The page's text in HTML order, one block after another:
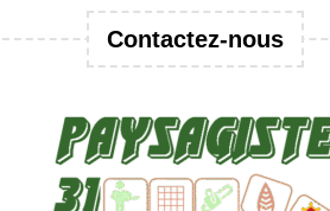
Contactez-nous